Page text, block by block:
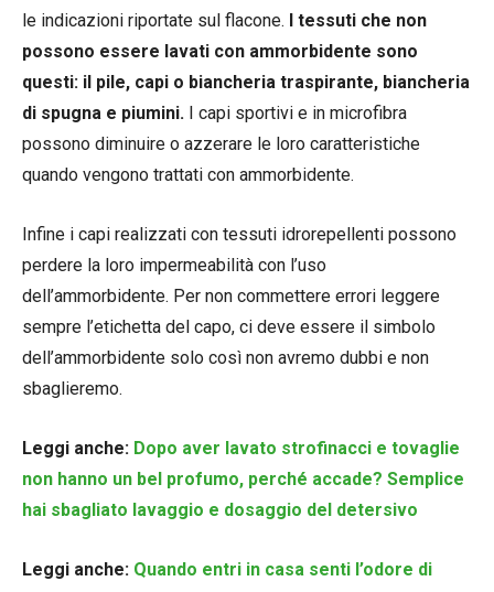
le indicazioni riportate sul flacone. I tessuti che non
possono essere lavati con ammorbidente sono
questi: il pile, capi o biancheria traspirante, biancheria
di spugna e piumini. I capi sportivi e in microfibra
possono diminuire o azzerare le loro caratteristiche
quando vengono trattati con ammorbidente.
Infine i capi realizzati con tessuti idrorepellenti possono
perdere la loro impermeabilità con l’uso
dell’ammorbidente. Per non commettere errori leggere
sempre l’etichetta del capo, ci deve essere il simbolo
dell’ammorbidente solo così non avremo dubbi e non
sbaglieremo.
Leggi anche: Dopo aver lavato strofinacci e tovaglie
non hanno un bel profumo, perché accade? Semplice
hai sbagliato lavaggio e dosaggio del detersivo
Leggi anche: Quando entri in casa senti l’odore di